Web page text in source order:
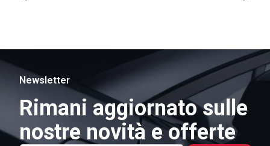
Newsletter
Rimani aggiornato sulle
nostre novità e offerte